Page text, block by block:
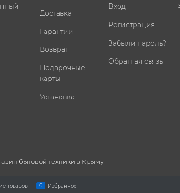
Доставка
Гарантии
Возврат
Подарочные
карты
Установка
Вход
Регистрация
Забыли пароль?
Обратная связь
бытовой техники в Крыму
товаров 0 Избранное